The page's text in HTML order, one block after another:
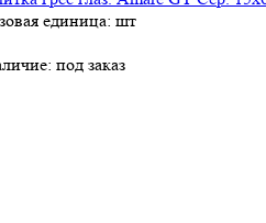
единица: шт
под заказ